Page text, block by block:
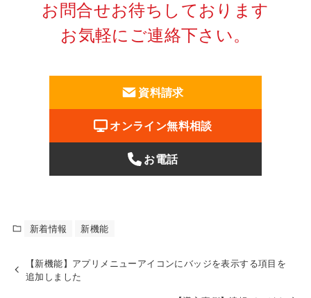
お問合せお待ちしております
お気軽にご連絡下さい。
資料請求
オンライン無料相談
お電話
新着情報 新機能
【新機能】アプリメニューアイコンにバッジを表示する項目を
追加しました